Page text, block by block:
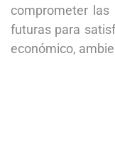
comprometer las
futuras para
económico,